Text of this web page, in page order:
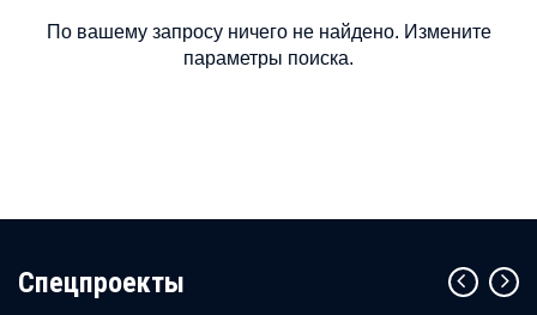
По вашему запросу ничего не найдено. Измените
параметры поиска.
Cпецпроекты